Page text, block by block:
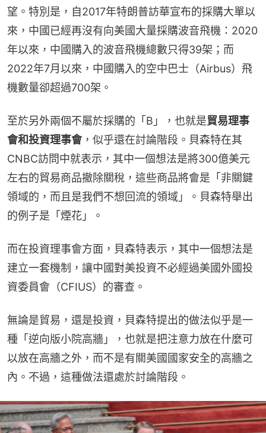
望。特別是，自2017年特朗普訪華宣布的採購大單以
來，中國已經再沒有向美國大量採購波音飛機：2020
年以來，中國購入的波音飛機總數只得39架；而
2022年7月以來，中國購入的空中巴士（Airbus）飛
機數量卻超過700架。
至於另外兩個不屬於採購的「B」，也就是貿易理事
會和投資理事會，似乎還在討論階段。貝森特在其
CNBC訪問中就表示，其中一個想法是將300億美元
左右的貿易商品撤除關稅，這些商品將會是「非關鍵
領域的，而且是我們不想回流的領域」。貝森特舉出
的例子是「煙花」。
而在投資理事會方面，貝森特表示，其中一個想法是
建立一套機制，讓中國對美投資不必經過美國外國投
資委員會（CFIUS）的審查。
無論是貿易，還是投資，貝森特提出的做法似乎是一
種「逆向版小院高牆」，也就是把注意力放在什麼可
以放在高牆之外，而不是有關美國國家安全的高牆之
內。不過，這種做法還處於討論階段。